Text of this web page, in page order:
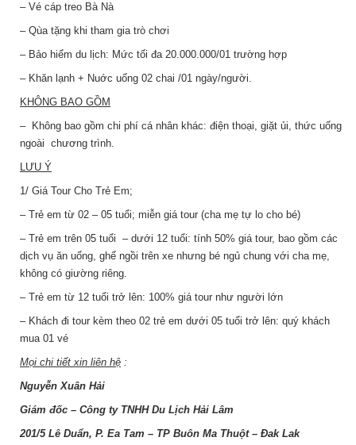
– Vé cáp treo Bà Nà
– Qùa tặng khi tham gia trò chơi
– Bảo hiểm du lịch: Mức tối đa 20.000.000/01 trường hợp
– Khăn lạnh + Nuớc uống 02 chai /01 ngày/người.
KHÔNG BAO GỒM
– Không bao gồm chi phí cá nhân khác: điện thoại, giặt ủi, thức uống
ngoài chương trình.
LƯU Ý
1/ Giá Tour Cho Trẻ Em;
– Trẻ em từ 02 – 05 tuổi; miễn giá tour (cha mẹ tự lo cho bé)
– Trẻ em trên 05 tuổi – dưới 12 tuổi: tính 50% giá tour, bao gồm các
dịch vụ ăn uống, ghế ngồi trên xe nhưng bé ngủ chung với cha mẹ,
không có giường riêng.
– Trẻ em từ 12 tuổi trở lên: 100% giá tour như người lớn
– Khách đi tour kèm theo 02 trẻ em dưới 05 tuổi trở lên: quý khách
mua 01 vé
Mọi chi tiết xin liên hệ :
Nguyễn Xuân Hải
Giám đốc – Công ty TNHH Du Lịch Hải Lâm
201/5 Lê Duẩn, P. Ea Tam – TP Buôn Ma Thuột – Đak Lak